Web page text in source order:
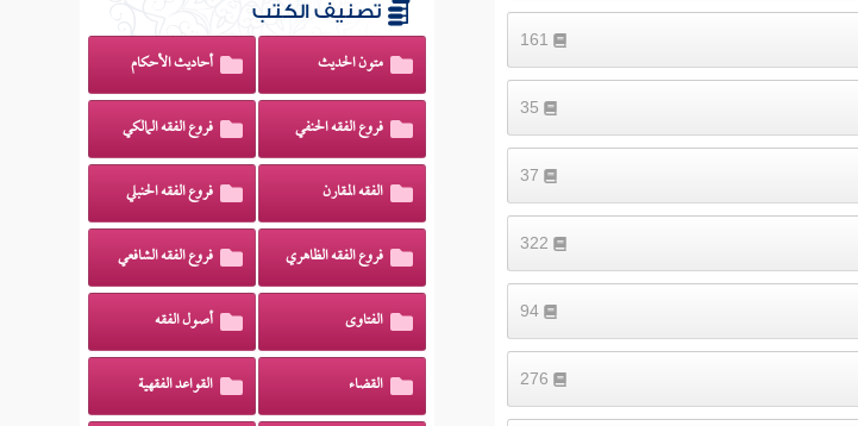
94
تصنيف الكتب
متون الحديث أحاديث الأحكام
فروع الفقه الحنفي فروع الفقه المالكي
الفقه المقارن فروع الفقه الحنبلي
فروع الفقه الظاهري فروع الفقه الشافعي
الفتاوى أصول الفقه
القضاء القواعد الفقهية